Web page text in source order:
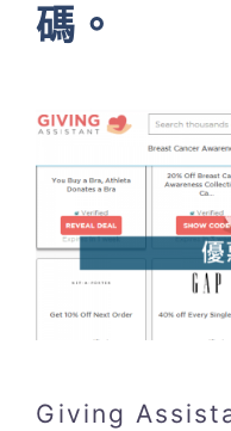
碼。
Giving